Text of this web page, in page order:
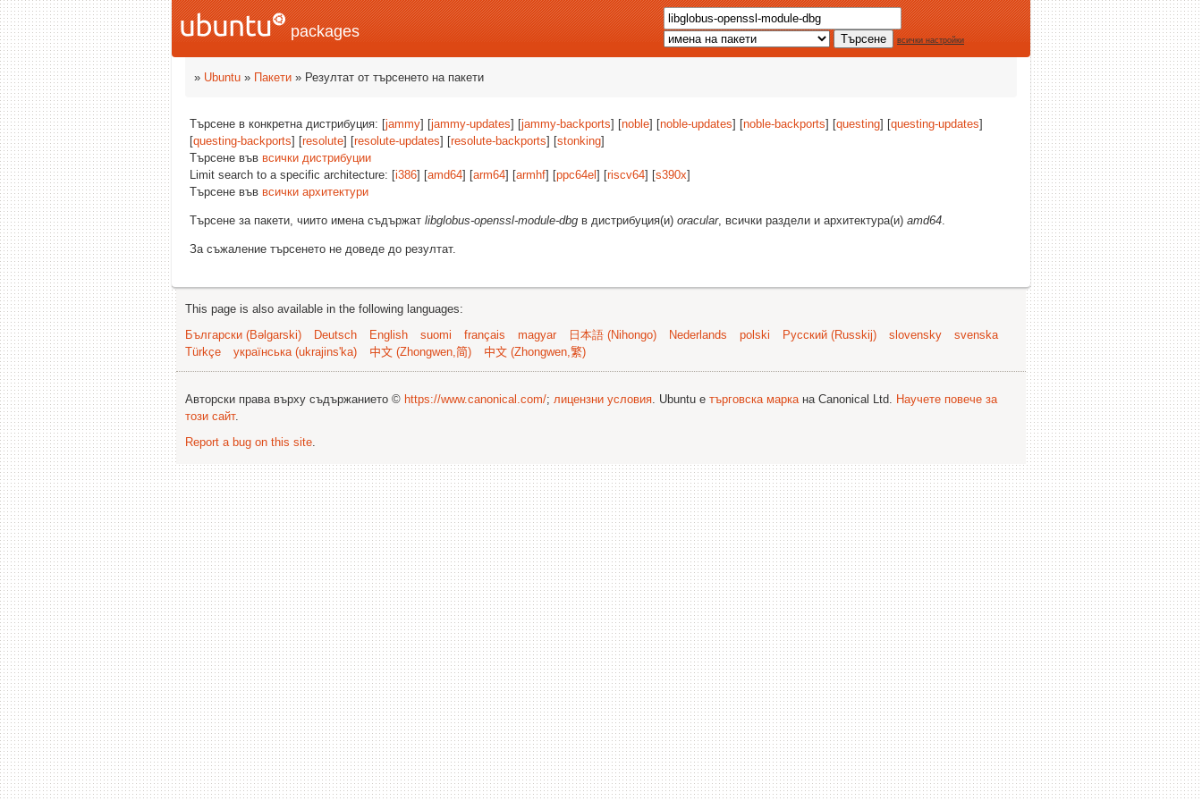
packages всички настройки
» Ubuntu » Пакети » Резултат от търсенето на пакети
Търсене в конкретна дистрибуция: [jammy] [jammy-updates] [jammy-backports] [noble] [noble-updates] [noble-backports] [questing] [questing-updates]
[questing-backports] [resolute] [resolute-updates] [resolute-backports] [stonking]
Търсене във всички дистрибуции
Limit search to a specific architecture: [i386] [amd64] [arm64] [armhf] [ppc64el ] [riscv64] [s390x]
Търсене във всички архитектури
Търсене за пакети, чиито имена съдържат libglobus-openssl-module-dbg в дистрибуция(и) oracular, всички раздели и архитектура(и) amd64.
За съжаление търсенето не доведе до резултат.
This page is also available in the following languages:
Български (Bəlgarski)
Deutsch English suomi français magyar 日本語 (Nihongo) Nederlands polski Русский (Russkij) slovensky
svenska
Türkçe
українська (ukrajins'ka) 中文 (Zhongwen,简) 中文 (Zhongwen,繁)
Авторски права върху съдържанието © https://www.canonical.com/; лицензни условия. Ubuntu е търговска маркана Canonical Ltd. Научете повече за
този сайт.
Report a bug on this site.